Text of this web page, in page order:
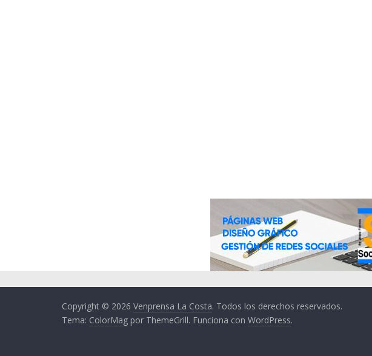
Copyright © 2026 Venprensa La Costa. Todos los derechos reservados.
Tema: ColorMag por ThemeGrill. Funciona con WordPress.